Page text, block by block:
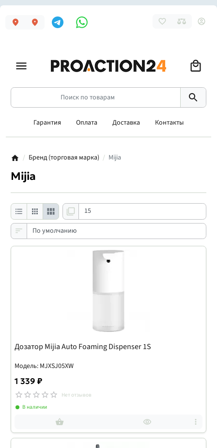
Гарантия Оплата Доставка Контакты
Бренд (торговая марка) Mijia
Mijia
Дозатор Mijia Auto Foaming Dispenser 1S
Модель: MJXSJ05XW
1 339 ₽
Нет отзывов
В наличии